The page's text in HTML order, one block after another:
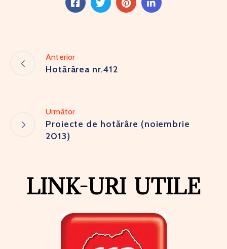
Anterior
Hotărârea nr.412
Următor
Proiecte de hotărâre (noiembrie
2013)
LINK-URI UTILE